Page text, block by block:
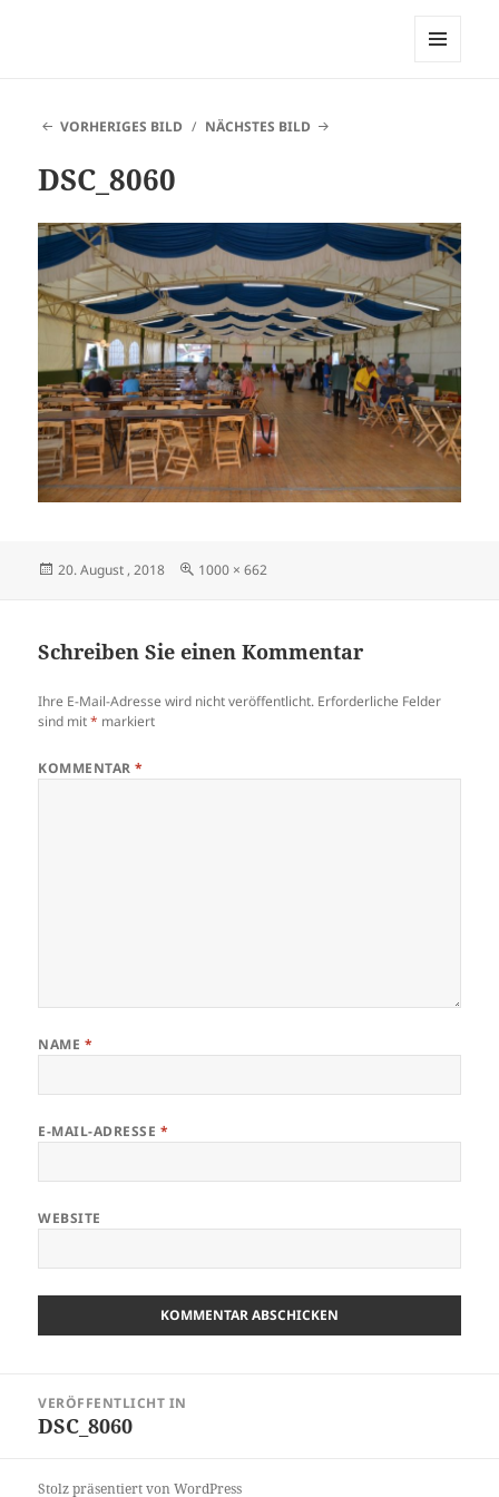
VORHERIGES BILD
NÄCHSTES BILD
DSC_8060
Veröffentlicht
20. August , 2018 Originalgröße
1000 × 662
Schreiben Sie einen Kommentar
Ihre E-Mail-Adresse wird nicht veröffentlicht. Erforderliche Felder
sind mit* markiert
KOMMENTAR*
NAME *
E-MAIL-ADRESSE *
WEBSITE
VERÖFFENTLICHT IN
DSC_8060
Stolz präsentiert von WordPress